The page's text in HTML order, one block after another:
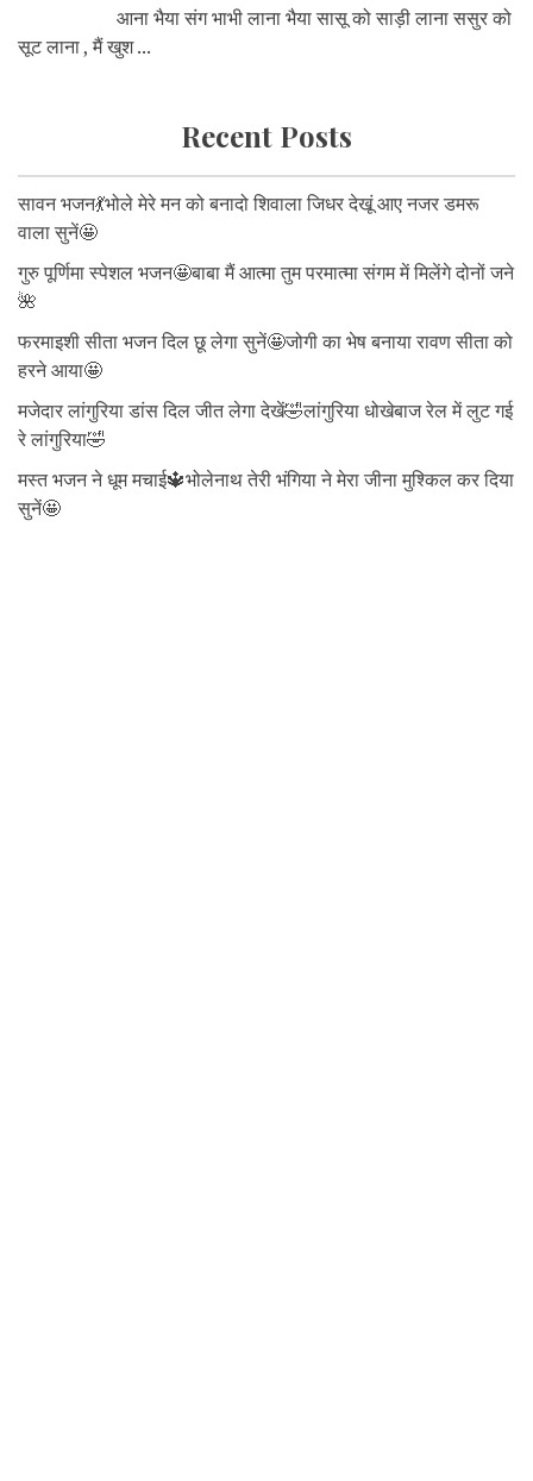
आना भैया संग भाभी लाना भैया सासू को साड़ी लाना ससुर को
सूट लाना , मैं खुश ...
Recent Posts
सावन भजन💃भोले मेरे मन को बनादो शिवाला जिधर देखूं आए नजर डमरू
वाला सुनें🤩
गुरु पूर्णिमा स्पेशल भजन🤩बाबा मैं आत्मा तुम परमात्मा संगम में मिलेंगे दोनों जने
🌺
फरमाइशी सीता भजन दिल छू लेगा सुनें🤩जोगी का भेष बनाया रावण सीता को
हरने आया🤩
मजेदार लांगुरिया डांस दिल जीत लेगा देखें🤣लांगुरिया धोखेबाज रेल में लुट गई
रे लांगुरिया🤣
मस्त भजन ने धूम मचाई🔱भोलेनाथ तेरी भंगिया ने मेरा जीना मुश्किल कर दिया
सुनें🤩